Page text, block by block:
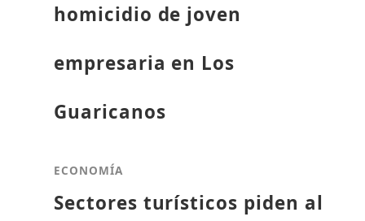
homicidio de joven
empresaria en Los
Guaricanos
ECONOMÍA
Sectores turísticos piden al